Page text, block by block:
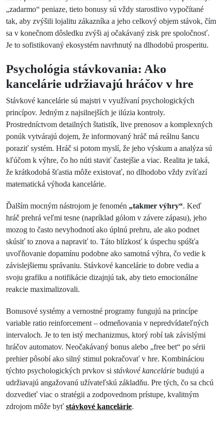
„zadarmo“ peniaze, tieto bonusy sú vždy starostlivo vypočítané
tak, aby zvýšili lojalitu zákazníka a jeho celkový objem stávok, čím
sa v konečnom dôsledku zvýši aj očakávaný zisk pre spoločnosť.
Je to sofistikovaný ekosystém navrhnutý na dlhodobú prosperitu.
Psychológia stávkovania: Ako
kancelárie udržiavajú hráčov v hre
Stávkové kancelárie sú majstri v využívaní psychologických
princípov. Jedným z najsilnejších je ilúzia kontroly.
Prostredníctvom detailných štatistík, live prenosov a komplexných
ponúk vytvárajú dojem, že informovaný hráč má reálnu šancu
poraziť systém. Hráč si potom myslí, že jeho výskum a analýza sú
kľúčom k výhre, čo ho núti staviť častejšie a viac. Realita je taká,
že krátkodobá šťastia môže existovať, no dlhodobo vždy zvíťazí
matematická výhoda kancelárie.
Ďalším mocným nástrojom je fenomén „takmer výhry“. Keď
hráč prehrá veľmi tesne (napríklad gólom v závere zápasu), jeho
mozog to často nevyhodnotí ako úplnú prehru, ale ako podnet
skúsiť to znova a napraviť to. Táto blízkosť k úspechu spúšťa
uvoľňovanie dopamínu podobne ako samotná výhra, čo vedie k
závislejšiemu správaniu. Stávkové kancelárie to dobre vedia a
svoju grafiku a notifikácie dizajnjú tak, aby tieto emocionálne
reakcie maximalizovali.
Bonusové systémy a vernostné programy fungujú na princípe
variable ratio reinforcement – odmeňovania v nepredvídateľných
intervaloch. Je to ten istý mechanizmus, ktorý robí tak závislými
hráčov automatov. Neočakávaný bonus alebo „free bet“ po sérii
prehier pôsobí ako silný stimul pokračovať v hre. Kombináciou
týchto psychologických prvkov si stávkové kancelárie budujú a
udržiavajú angažovanú užívateľskú základňu. Pre tých, čo sa chcú
dozvedieť viac o stratégii a zodpovednom prístupe, kvalitným
zdrojom môže byť stávkové kancelárie.